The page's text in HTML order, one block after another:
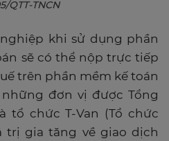
QTT-TNCN
khi sử dụng phần
sẽ có thể nộp trực tiếp
trên phần mềm kế toán
đơn vị được Tổng
tổ chức T-Van (Tổ chức
trị gia tăng về giao dịch